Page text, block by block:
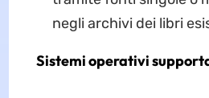
negli archivi dei libri
Sistemi operativi